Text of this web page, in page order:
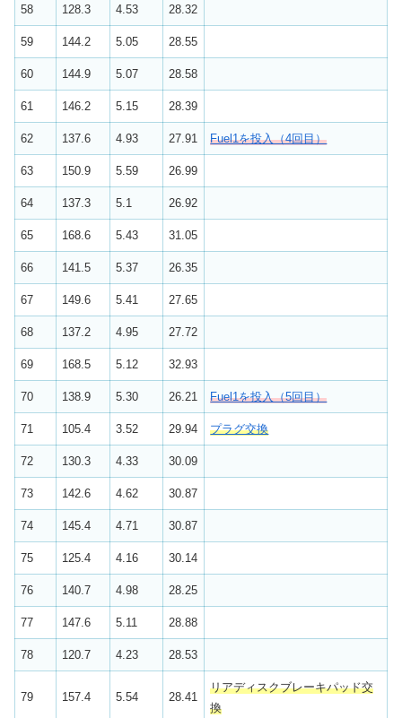
58 128.3 4.53 28.32
59 144.2 5.05 28.55
60 144.9 5.07 28.58
61 146.2 5.15 28.39
62 137.6 4.93 27.91 Fuel1を投入（4回目）
63 150.9 5.59 26.99
64 137.3 5.1 26.92
65 168.6 5.43 31.05
66 141.5 5.37 26.35
67 149.6 5.41 27.65
68 137.2 4.95 27.72
69 168.5 5.12 32.93
70 138.9 5.30 26.21 Fuel1を投入（5回目）
71 105.4 3.52 29.94 プラグ交換
72 130.3 4.33 30.09
73 142.6 4.62 30.87
74 145.4 4.71 30.87
75 125.4 4.16 30.14
76 140.7 4.98 28.25
77 147.6 5.11 28.88
78 120.7 4.23 28.53
79 157.4 5.54 28.41
リアディスクブレーキパッド交
換